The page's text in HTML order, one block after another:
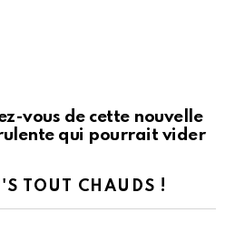
vous de cette nouvelle
qui pourrait vider
TOUT CHAUDS !